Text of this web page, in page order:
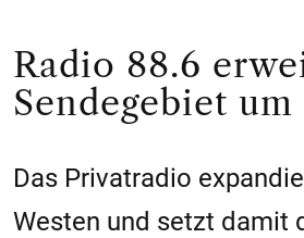
Radio 88.6
Sendegebiet um
Das Privatradio
Westen und setzt damit